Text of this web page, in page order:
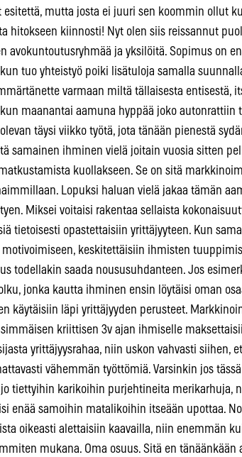
mutta josta ei juuri sen koommin ollut
hitokseen kiinnosti! Nyt olen siis reissannut
avokuntoutusryhmää ja yksilöitä. Sopimus on
tuo yhteistyö poiki lisätuloja samalla
varmaan miltä tällaisesta entisestä,
maanantai aamuna hyppää joko autonrattiin
täysi viikko työtä, jota tänään pienestä
samainen ihminen vielä joitain vuosia sitten
kuollakseen. Se on sitä
Lopuksi haluan vielä jakaa tämän
Miksei voitaisi rakentaa sellaista
tietoisesti opastettaisiin yrittäjyyteen. Kun
keskitettäisiin ihmisten
todellakin saada noususuhdanteen. Jos
jonka kautta ihminen ensin löytäisi oman
käytäisiin läpi yrittäjyyden perusteet.
kriittisen 3v ajan ihmiselle
yrittäjyysrahaa, niin uskon vahvasti siihen,
vähemmän työttömiä. Varsinkin jos
tiettyihin karikoihin purjehtineita merikarhuja,
enää samoihin matalikoihin itseään upottaa.
oikeasti alettaisiin kaavailla, niin enemmän
mukana. Oma osuus. Sitä en tänäänkään